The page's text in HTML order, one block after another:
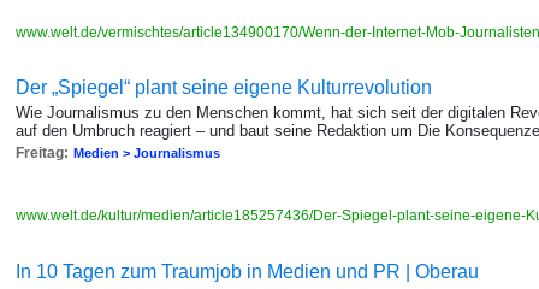
www.welt.de/vermischtes/article134900170/Wenn-der-Internet-Mob-
Der „Spiegel“ plant seine eigene Kulturrevolution
Wie Journalismus zu den Menschen kommt, hat sich seit der digitalen
auf den Umbruch reagiert – und baut seine Redaktion um Die
Freitag: Medien > Journalismus
www.welt.de/kultur/medien/article185257436/Der-Spiegel-plant-seine-eigene-
In 10 Tagen zum Traumjob in Medien und PR | Oberau